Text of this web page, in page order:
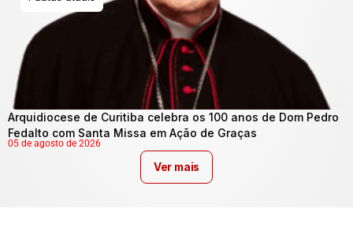
Arquidiocese de Curitiba celebra os 100 anos de Dom Pedro
Fedalto com Santa Missa em Ação de Graças
05 de agosto de 2026
Ver mais